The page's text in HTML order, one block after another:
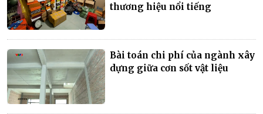
thương hiệu nổi tiếng
Bài toán chi phí của ngành xây
dựng giữa cơn sốt vật liệu